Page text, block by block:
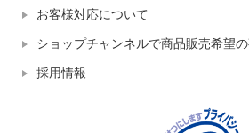
お客様対応について
ショップチャンネルで商品販売希望
採用情報